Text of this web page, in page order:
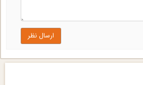
ارسال نظر